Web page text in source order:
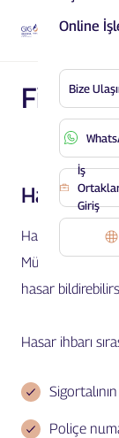
Online
Bize
İş
Giriş
Hasar
Hasar
Müşteri İlişkileri
hasar
Hasar ihbarı
Sigortalının
Poliçe